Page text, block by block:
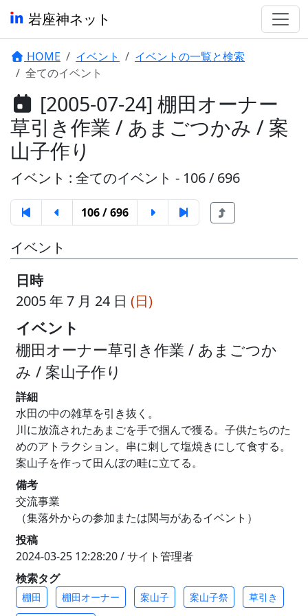
岩座神ネット
HOME イベント
イベントの一覧と検索
全てのイベント
[2005-07-24] 棚田オーナー
草引き作業 / あまごつかみ / 案
山子作り
イベント : 全てのイベント - 106 / 696
106 / 696
イベント
日時
2005 年 7 月 24 日 (日)
イベント
棚田オーナー草引き作業 / あまごつか
み / 案山子作り
詳細
水田の中の雑草を引き抜く。
川に放流されたあまごを手で掴んで獲る。子供たちのた
めのアトラクション。串に刺して塩焼きにして食する。
案山子を作って田んぼの畦に立てる。
備考
交流事業
（集落外からの参加または関与があるイベント）
投稿
2024-03-25 12:28:20 / サイト管理者
検索タグ
棚田 棚田オーナー 案山子 案山子祭 草引き